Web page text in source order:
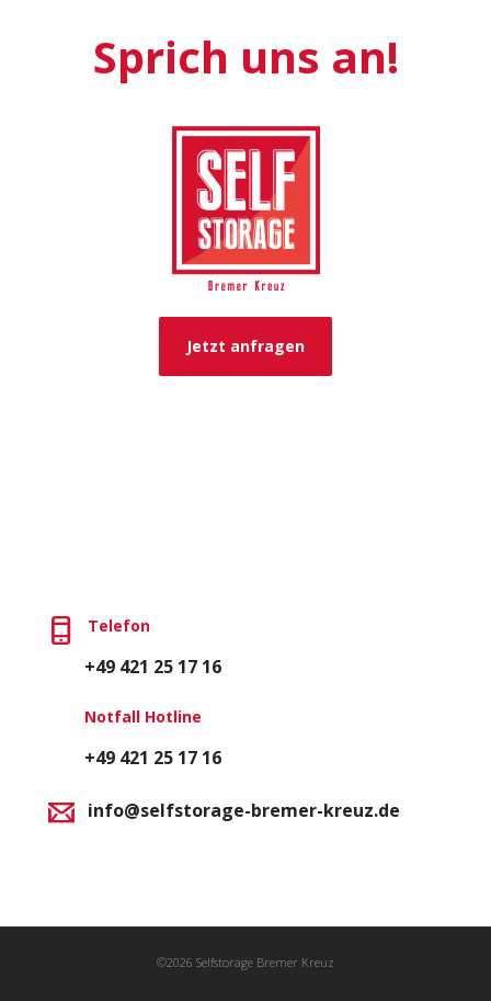
Sprich uns an!
Jetzt anfragen
Telefon
+49 421 25 17 16
Notfall Hotline
+49 421 25 17 16
info@selfstorage-bremer-kreuz.de
©2026 Selfstorage Bremer Kreuz